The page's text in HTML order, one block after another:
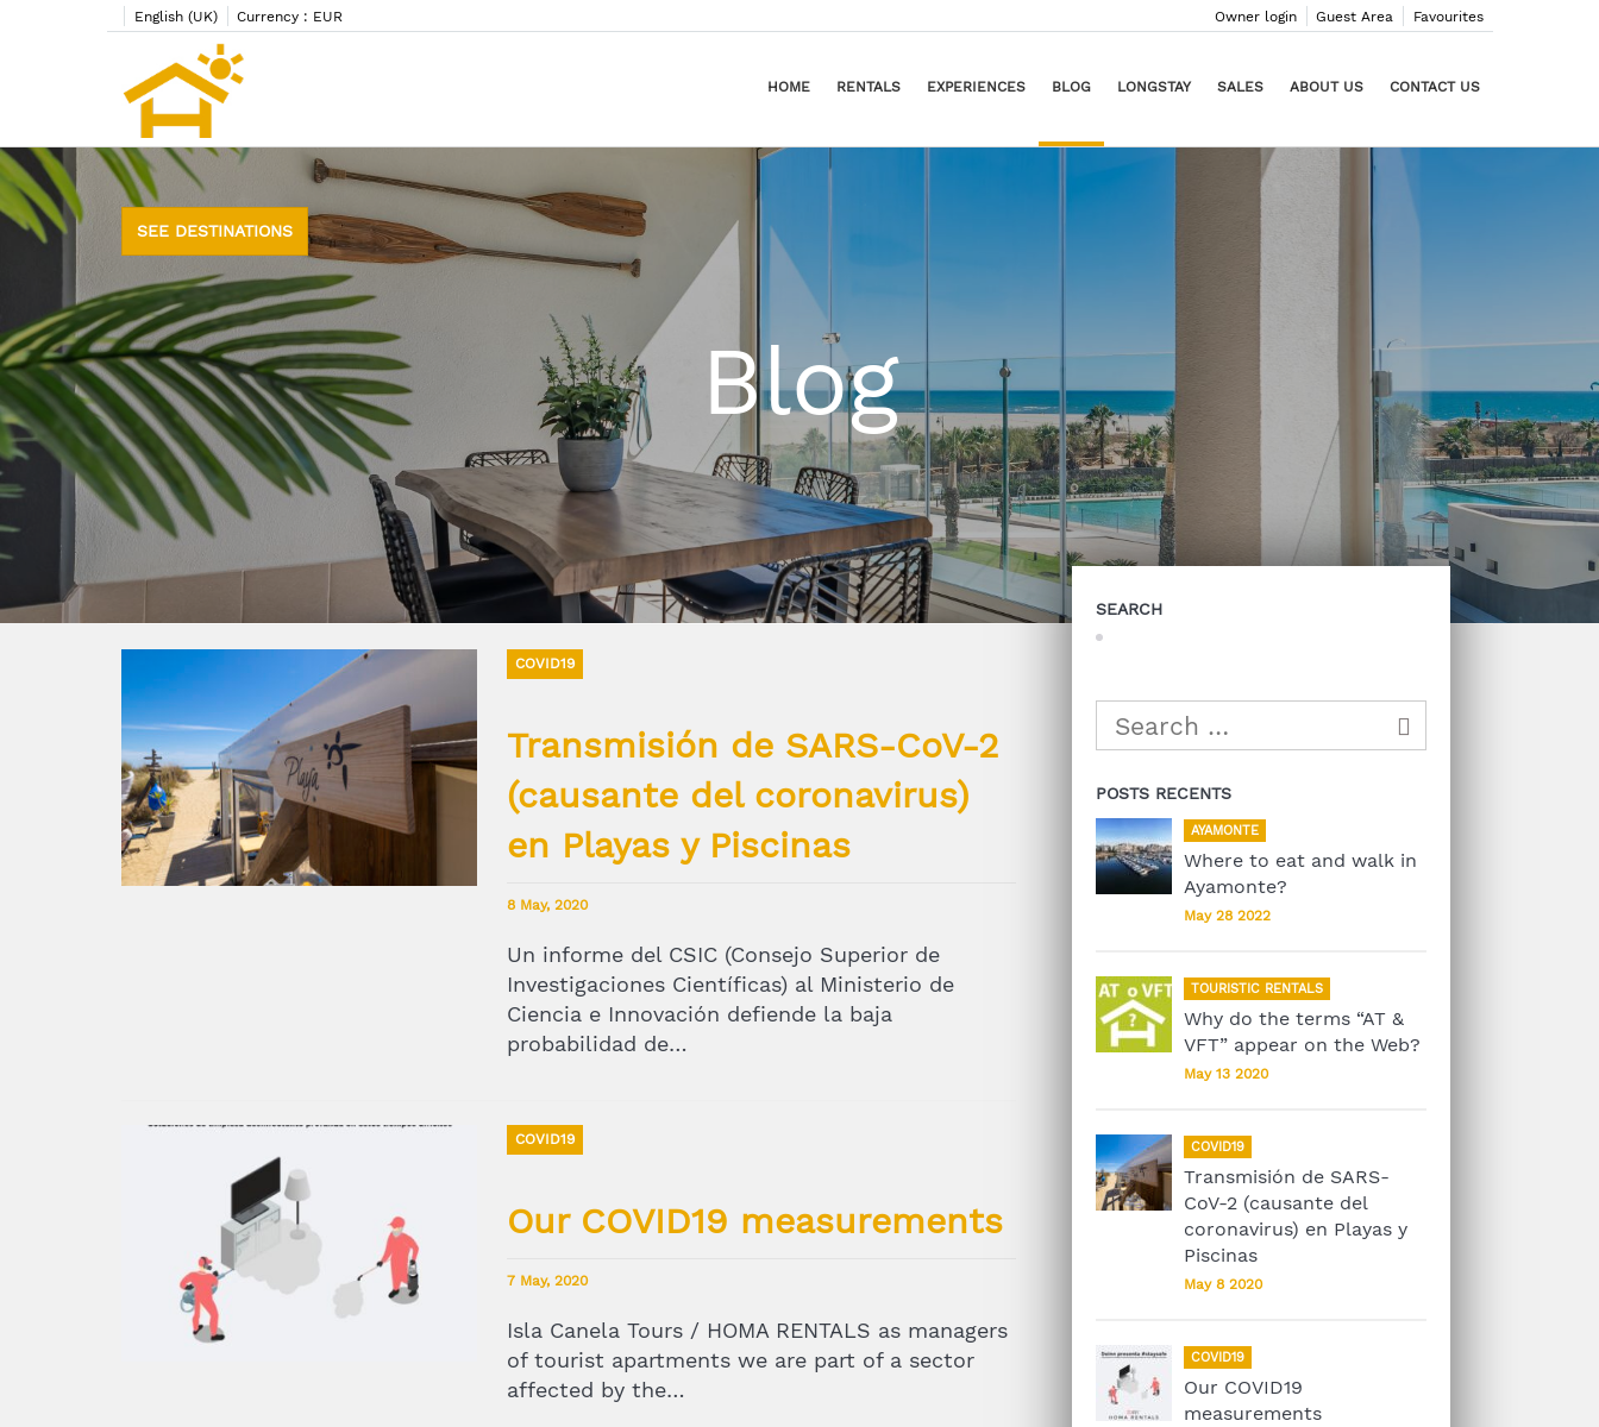
English (UK) Currency : EUR Favourites
Guest Area
Owner login
HOME RENTALS EXPERIENCES BLOG LONGSTAY SALES ABOUT US CONTACT US
SEE DESTINATIONS
Blog
COVID19
Transmisión de SARS-CoV-2
(causante del coronavirus)
en Playas y Piscinas
8 May, 2020
Un informe del CSIC (Consejo Superior de
Investigaciones Científicas) al Ministerio de
Ciencia e Innovación defiende la baja
probabilidad de…
COVID19
Our COVID19 measurements
7 May, 2020
Isla Canela Tours / HOMA RENTALS as managers
of tourist apartments we are part of a sector
affected by the…
SEARCH
POSTS RECENTS
AYAMONTE
Where to eat and walk in
Ayamonte?
May 28 2022
TOURISTIC RENTALS
Why do the terms “AT &
VFT” appear on the Web?
May 13 2020
COVID19
Transmisión de SARS-
CoV-2 (causante del
coronavirus) en Playas y
Piscinas
May 8 2020
COVID19
Our COVID19
measurements